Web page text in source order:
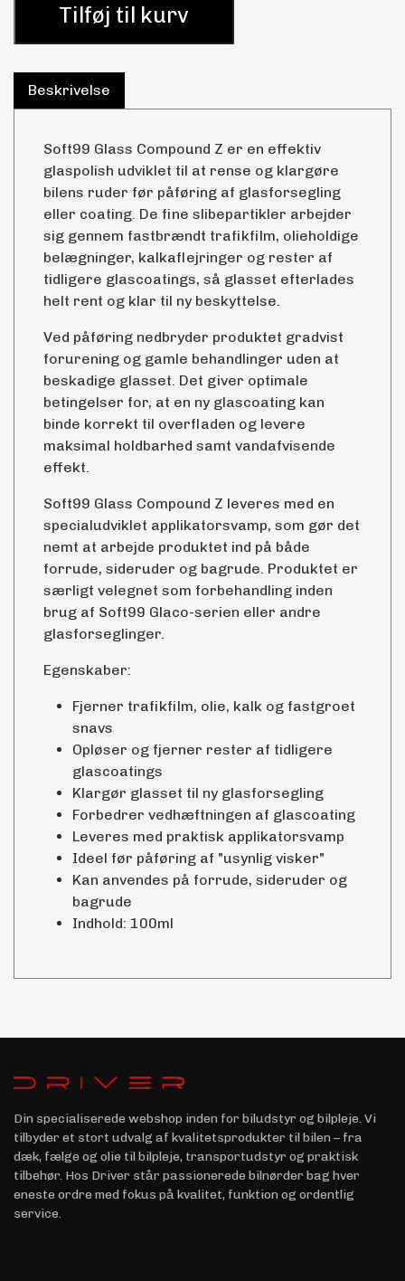
Tilføj til kurv
Beskrivelse
Soft99 Glass Compound Z er en effektiv
glaspolish udviklet til at rense og klargøre
bilens ruder før påføring af glasforsegling
eller coating. De fine slibepartikler arbejder
sig gennem fastbrændt trafikfilm, olieholdige
belægninger, kalkaflejringer og rester af
tidligere glascoatings, så glasset efterlades
helt rent og klar til ny beskyttelse.
Ved påføring nedbryder produktet gradvist
forurening og gamle behandlinger uden at
beskadige glasset. Det giver optimale
betingelser for, at en ny glascoating kan
binde korrekt til overfladen og levere
maksimal holdbarhed samt vandafvisende
effekt.
Soft99 Glass Compound Z leveres med en
specialudviklet applikatorsvamp, som gør det
nemt at arbejde produktet ind på både
forrude, sideruder og bagrude. Produktet er
særligt velegnet som forbehandling inden
brug af Soft99 Glaco-serien eller andre
glasforseglinger.
Egenskaber:
Fjerner trafikfilm, olie, kalk og fastgroet
snavs
Opløser og fjerner rester af tidligere
glascoatings
Klargør glasset til ny glasforsegling
Forbedrer vedhæftningen af glascoating
Leveres med praktisk applikatorsvamp
Ideel før påføring af "usynlig visker"
Kan anvendes på forrude, sideruder og
bagrude
Indhold: 100ml
Din specialiserede webshop inden for biludstyr og bilpleje. Vi
tilbyder et stort udvalg af kvalitetsprodukter til bilen – fra
dæk, fælge og olie til bilpleje, transportudstyr og praktisk
tilbehør. Hos Driver står passionerede bilnørder bag hver
eneste ordre med fokus på kvalitet, funktion og ordentlig
service.